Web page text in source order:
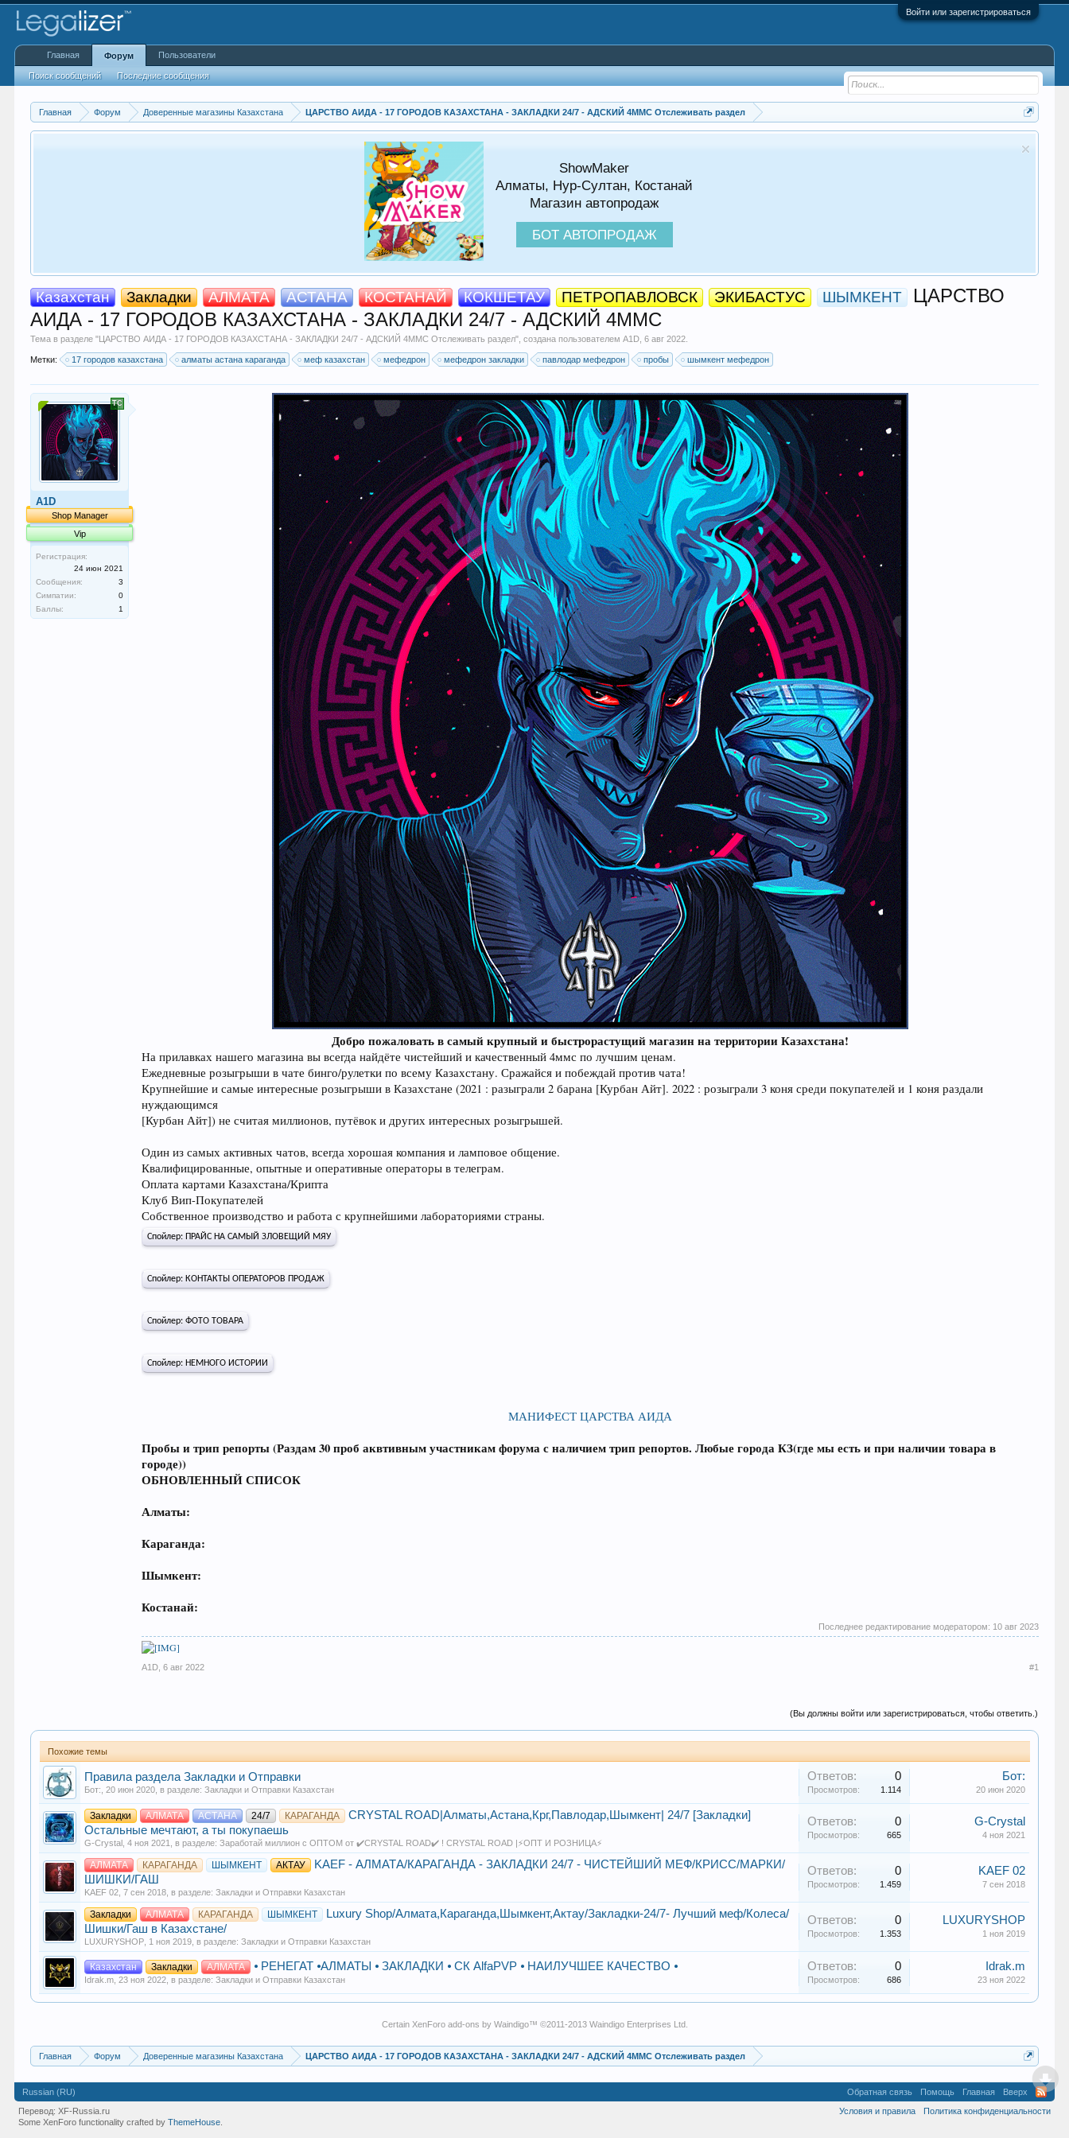
Войти или зарегистрироваться
Главная Форум Доверенные магазины Казахстана ЦАРСТВО АИДА - 17 ГОРОДОВ КАЗАХСТАНА - ЗАКЛАДКИ 24/7 - АДСКИЙ 4MMC Отслеживать раздел
ShowMaker
Алматы, Нур-Султан, Костанай
Магазин автопродаж
БОТ АВТОПРОДАЖ
Казахстан Закладки АЛМАТА АСТАНА КОСТАНАЙ КОКШЕТАУ ПЕТРОПАВЛОВСК ЭКИБАСТУС ШЫМКЕНТ
ЦАРСТВО
АИДА - 17 ГОРОДОВ КАЗАХСТАНА - ЗАКЛАДКИ 24/7 - АДСКИЙ 4MMC
Тема в разделе "ЦАРСТВО АИДА - 17 ГОРОДОВ КАЗАХСТАНА - ЗАКЛАДКИ 24/7 - АДСКИЙ 4MMC Отслеживать раздел", создана пользователемA1D ,6 авг 2022
Метки: 17 городов казахстана алматы астана караганда меф казахстан мефедрон мефедрон закладки павлодар мефедрон пробы шымкент мефедрон
A1D
Shop Manager
Vip
Регистрация:
24 июн 2021
Сообщения:
3
Симпатии:
0
Баллы:
1
Добро пожаловать в самый крупный и быстрорастущий магазин на территории Казахстана!
На прилавках нашего магазина вы всегда найдёте чистейший и качественный 4ммс по лучшим ценам.
Ежедневные розыгрыши в чате бинго/рулетки по всему Казахстану. Сражайся и побеждай против чата!
Крупнейшие и самые интересные розыгрыши в Казахстане (2021 : разыграли 2 барана [Курбан Айт]. 2022 : розыграли 3 коня среди покупателей и 1 коня раздали
нуждающимся
[Курбан Айт]) не считая миллионов, путёвок и других интересных розыгрышей.
Один из самых активных чатов, всегда хорошая компания и ламповое общение.
Квалифицированные, опытные и оперативные операторы в телеграм.
Оплата картами Казахстана/Крипта
Клуб Вип-Покупателей
Собственное производство и работа с крупнейшими лабораториями страны.​
Спойлер: ПРАЙС НА САМЫЙ ЗЛОВЕЩИЙ МЯУ
Спойлер: КОНТАКТЫ ОПЕРАТОРОВ ПРОДАЖ
Спойлер:ФОТО ТОВАРА
Спойлер: НЕМНОГО ИСТОРИИ
МАНИФЕСТ ЦАРСТВА АИДА
Пробы и трип репорты (Раздам 30 проб аквтивным участникам форума с наличием трип репортов. Любые города КЗ(где мы есть и при наличии товара в
городе))
ОБНОВЛЕННЫЙ СПИСОК
Алматы:
Караганда:
Шымкент:
Костанай:
Последнее редактирование модератором: 10 авг 2023
A1D 6 авг 2022 #1
(Вы должны войти или зарегистрироваться, чтобы ответить.)
Похожие темы
Правила раздела Закладки и Отправки
Бот: ,20 июн 2020 , в разделе:Закладки и Отправки Казахстан
Ответов: 0
Просмотров: 1.114
Бот:
20 июн 2020
Закладки АЛМАТА АСТАНА 24/7 КАРАГАНДА
CRYSTAL ROAD|Алматы,Астана,Крг,Павлодар,Шымкент| 24/7 [Закладки]
Остальные мечтают, а ты покупаешь
G-Crystal ,4 ноя 2021 , в разделе:Заработай миллион с ОПТОМ от ✔️CRYSTAL ROAD✔️ ! CRYSTAL ROAD |⚡️ОПТ И РОЗНИЦА⚡️
Ответов: 0
Просмотров: 665
G-Crystal
4 ноя 2021
АЛМАТА КАРАГАНДА ШЫМКЕНТ АКТАУ
KAEF - АЛМАТА/КАРАГАНДА - ЗАКЛАДКИ 24/7 - ЧИСТЕЙШИЙ МЕФ/КРИСС/МАРКИ/
ШИШКИ/ГАШ
KAEF 02 ,7 сен 2018 , в разделе:Закладки и Отправки Казахстан
Ответов: 0
Просмотров: 1.459
KAEF 02
7 сен 2018
Закладки АЛМАТА КАРАГАНДА ШЫМКЕНТ
Luxury Shop/Алмата,Караганда,Шымкент,Актау/Закладки-24/7- Лучший меф/Колеса/
Шишки/Гаш в Казахстане/
LUXURYSHOP 1 ноя 2019 , в разделе:Закладки и Отправки Казахстан
Ответов: 0
Просмотров: 1.353
LUXURYSHOP
1 ноя 2019
Казахстан Закладки АЛМАТА ⦁ ΡΕΗΕΓΑΤ ⦁АЛМАТЫ ⦁ ЗАКЛАДКИ ⦁ СК AlfaPVP ⦁ НАИЛУЧШЕЕ КАЧЕСТВО ⦁
Idrak.m ,23 ноя 2022 , в разделе:Закладки и Отправки Казахстан
Ответов: 0
Просмотров: 686
Idrak.m
23 ноя 2022
Certain XenForo add-ons by Waindigo™ ©2011-2013 Waindigo Enterprises Ltd.
Главная Форум Доверенные магазины Казахстана ЦАРСТВО АИДА - 17 ГОРОДОВ КАЗАХСТАНА - ЗАКЛАДКИ 24/7 - АДСКИЙ 4MMC Отслеживать раздел
Главная Форум
Поиск сообщений Последние сообщения
Пользователи
Russian (RU) Обратная связь Помощь Главная
Вверх
Условия и правила
Политика конфиденциальности
Перевод:XF-Russia.ru
Some XenForo functionality crafted byThemeHouse